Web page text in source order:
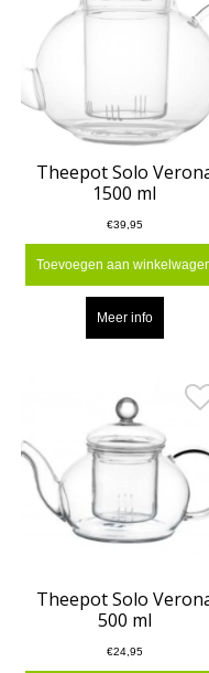
Theepot Solo
1500 ml
€39,95
Toevoegen aan
Meer info
Theepot Solo
500 ml
€24,95